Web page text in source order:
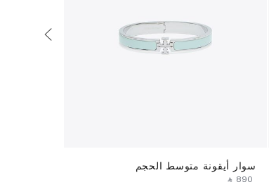
سوار أيقونة متوسط ​​الحجم
‎ ⃁ ⁦890⁩ ‎